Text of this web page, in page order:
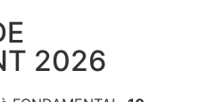
2026